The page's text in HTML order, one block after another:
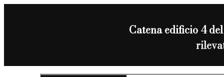
Catena edificio 4